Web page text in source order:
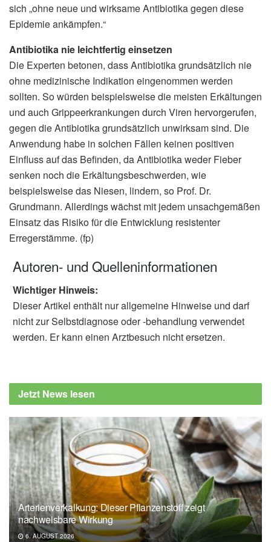
sich „ohne neue und wirksame Antibiotika gegen diese
Epidemie ankämpfen.“
Antibiotika nie leichtfertig einsetzen
Die Experten betonen, dass Antibiotika grundsätzlich nie
ohne medizinische Indikation eingenommen werden
sollten. So würden beispielsweise die meisten Erkältungen
und auch Grippeerkrankungen durch Viren hervorgerufen,
gegen die Antibiotika grundsätzlich unwirksam sind. Die
Anwendung habe in solchen Fällen keinen positiven
Einfluss auf das Befinden, da Antibiotika weder Fieber
senken noch die Erkältungsbeschwerden, wie
beispielsweise das Niesen, lindern, so Prof. Dr.
Grundmann. Allerdings wächst mit jedem unsachgemäßen
Einsatz das Risiko für die Entwicklung resistenter
Erregerstämme. (fp)
Autoren- und Quelleninformationen
Wichtiger Hinweis:
Dieser Artikel enthält nur allgemeine Hinweise und darf
nicht zur Selbstdiagnose oder -behandlung verwendet
werden. Er kann einen Arztbesuch nicht ersetzen.
Jetzt News lesen
Arterienverkalkung: Dieser Pflanzenstoff zeigt
nachweisbare Wirkung
6. AUGUST 2026